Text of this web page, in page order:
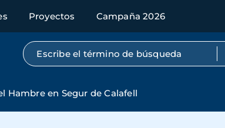
Proyectos Campaña 2026
Búsqueda por texto completo
Hambre en Segur de Calafell